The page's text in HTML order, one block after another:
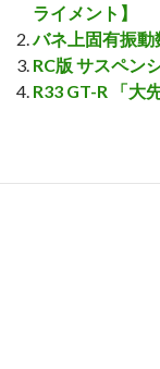
ライメント】
バネ上固有振
RC版 サスペン
R33 GT-R 「大